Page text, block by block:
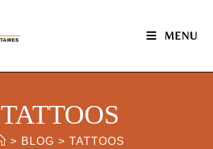
MENU
TATTOOS
> BLOG > TATTOOS